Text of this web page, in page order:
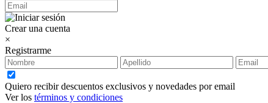
Crear una cuenta
×
Registrarme
Quiero recibir descuentos exclusivos y novedades por email
Ver los términos y condiciones